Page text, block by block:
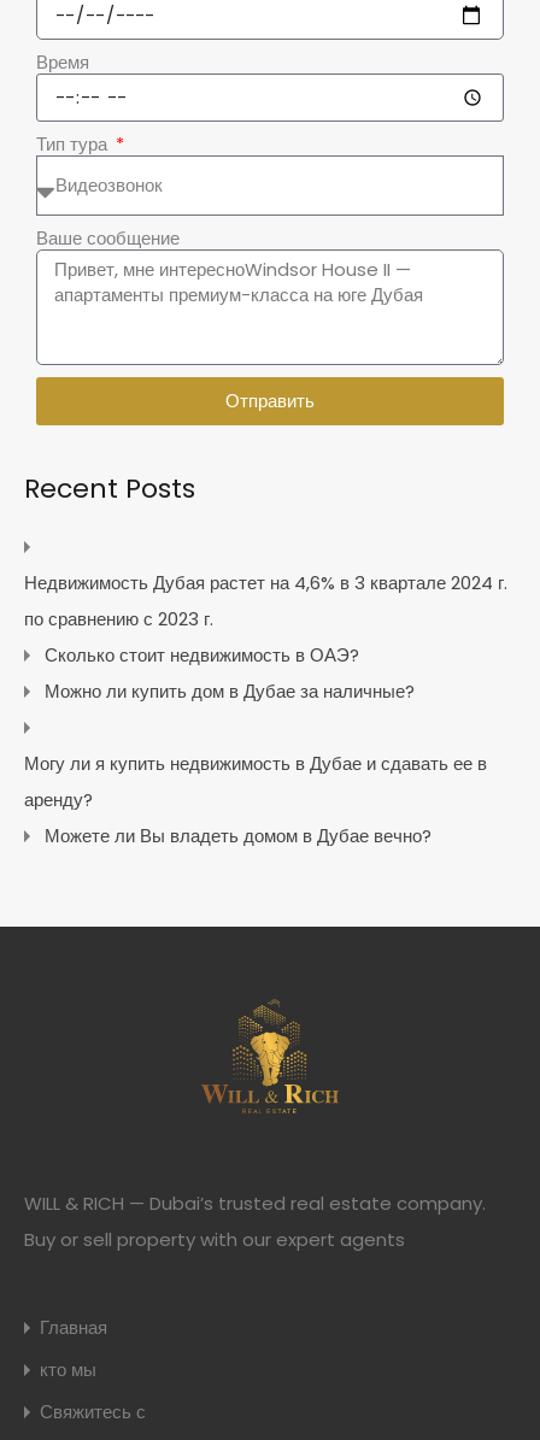
Время
Тип тура
Ваше сообщение
Отправить
Recent Posts
Недвижимость Дубая растет на 4,6% в 3 квартале 2024 г.
по сравнению с 2023 г.
Сколько стоит недвижимость в ОАЭ?
Можно ли купить дом в Дубае за наличные?
Могу ли я купить недвижимость в Дубае и сдавать ее в
аренду?
Можете ли Вы владеть домом в Дубае вечно?
WILL & RICH — Dubai’s trusted real estate company.
Buy or sell property with our expert agents
Главная
кто мы
Свяжитесь с